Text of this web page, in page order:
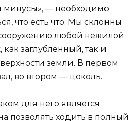
— необходимо
что есть что. Мы склонны
сооружению любой нежилой
заглубленный, так и
земли. В первом
во втором — цоколь.
для него является
позволять ходить в полный